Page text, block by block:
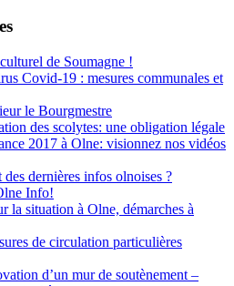
de Soumagne !
Covid-19 : mesures communales et
le Bourgmestre
des scolytes: une obligation légale
2017 à Olne: visionnez nos vidéos
dernières infos olnoises ?
Info!
la situation à Olne, démarches à
de circulation particulières
d’un mur de soutènement –